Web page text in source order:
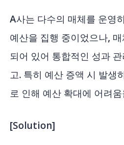
A사는 다수의 매체를 운영
예산을 집행 중이었으나,
되어 있어 통합적인 성과
고. 특히 예산 증액 시 발생
로 인해 예산 확대에 어려
[Solution]